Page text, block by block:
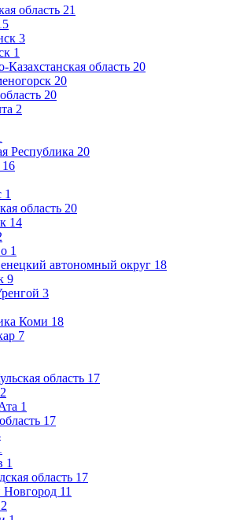
область 21
3
1
Казахстанская область 20
20
20
2
Республика 20
16
1
область 20
14
1
автономный округ 18
9
3
Коми 18
7
область 17
2
1
17
1
область 17
11
2